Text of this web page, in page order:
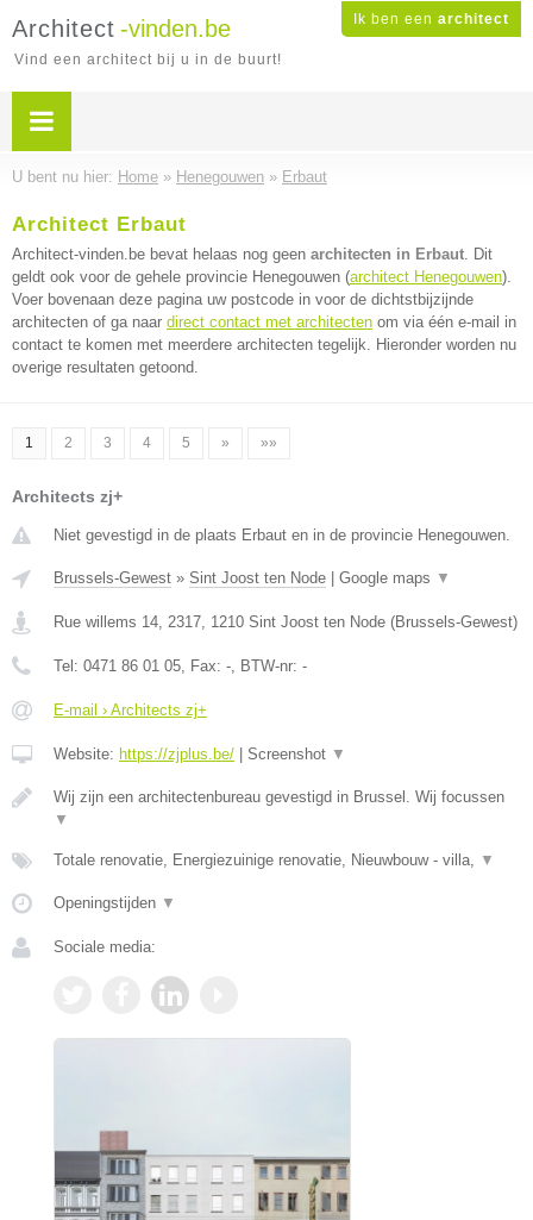
Ik ben een architect
Architect -vinden.be
Vind een architect bij u in de buurt!
U bent nu hier: Home » Henegouwen » Erbaut
Architect Erbaut
Architect-vinden.be bevat helaas nog geen architecten in Erbaut. Dit
geldt ook voor de gehele provincie Henegouwen (architect Henegouwen).
Voer bovenaan deze pagina uw postcode in voor de dichtstbijzijnde
architecten of ga naar direct contact met architecten om via één e-mail in
contact te komen met meerdere architecten tegelijk. Hieronder worden nu
overige resultaten getoond.
1 2 3 4 5 » »»
Architects zj+
Niet gevestigd in de plaats Erbaut en in de provincie Henegouwen.
Brussels-Gewest » Sint Joost ten Node Google maps ▼
Rue willems 14, 2317, 1210 Sint Joost ten Node (Brussels-Gewest)
Tel: 0471 86 01 05, Fax: -, BTW-nr: -
E-mail › Architects zj+
Website: https://zjplus.be/ Screenshot ▼
Wij zijn een architectenbureau gevestigd in Brussel. Wij focussen
▼
Totale renovatie, Energiezuinige renovatie, Nieuwbouw - villa, ▼
Openingstijden ▼
Sociale media: